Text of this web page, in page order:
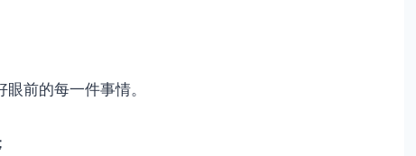
前的每一件事情。